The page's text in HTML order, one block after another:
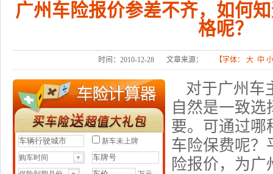
广州车险报价参差不齐，如何
格呢？
时间：2010-12-28 文章来源： 【字体： 大 中 小
对于广州车
自然是一致
要。可通过哪
车险保费呢？
险报价，为